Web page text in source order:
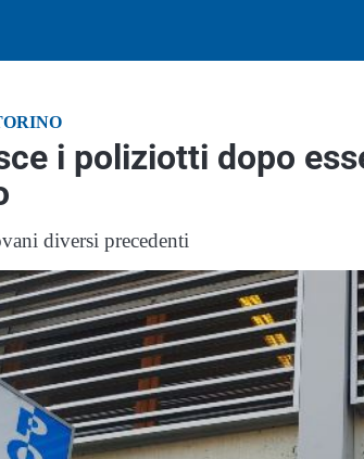
i poliziotti dopo
diversi precedenti